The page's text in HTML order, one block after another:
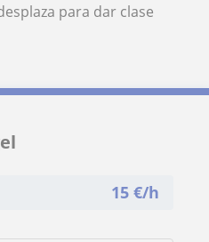
para dar clase
15 €/h